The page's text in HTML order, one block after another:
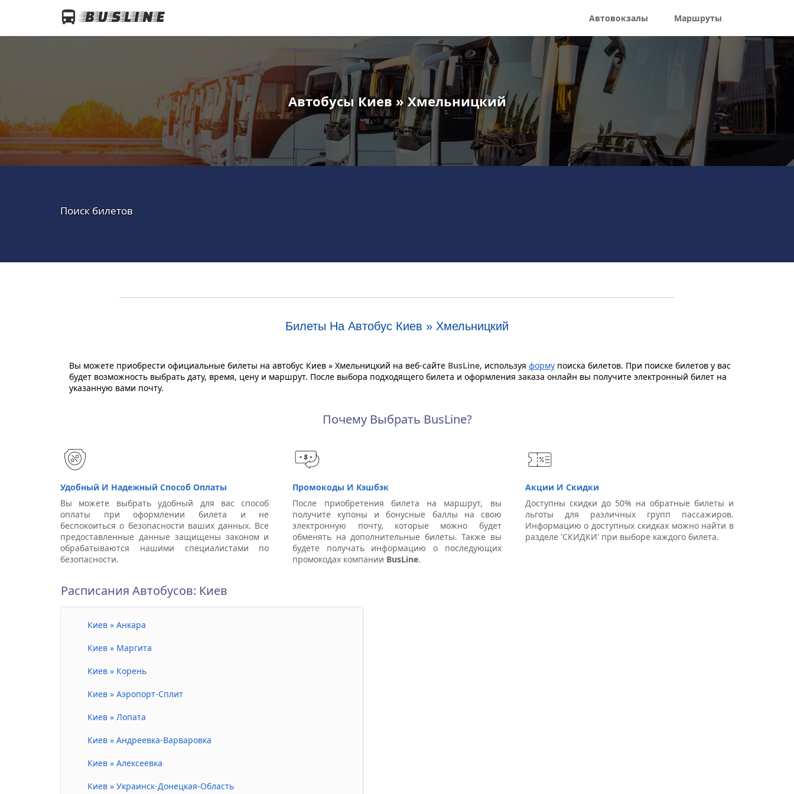
Автовокзалы Маршруты
Автобусы Киев » Хмельницкий
Поиск билетов
Билеты На Автобус Киев » Хмельницкий
Вы можете приобрести официальные билеты на автобус Киев » Хмельницкий на веб-сайте BusLine, используя форму поиска билетов. При поиске билетов у вас
будет возможность выбрать дату, время, цену и маршрут. После выбора подходящего билета и оформления заказа онлайн вы получите электронный билет на
указанную вами почту.
Почему Выбрать BusLine?
Удобный И Надежный Способ Оплаты
Вы можете выбрать удобный для вас способ
оплаты при оформлении билета и не
беспокоиться о безопасности ваших данных. Все
предоставленные данные защищены законом и
обрабатываются нашими специалистами по
безопасности.
Промокоды И Кэшбэк
После приобретения билета на маршрут, вы
получите купоны и бонусные баллы на свою
электронную почту, которые можно будет
обменять на дополнительные билеты. Также вы
будете получать информацию о последующих
промокодах компании BusLine.
Акции И Скидки
Доступны скидки до 50% на обратные билеты и
льготы для различных групп пассажиров.
Информацию о доступных скидках можно найти в
разделе 'СКИДКИ' при выборе каждого билета.
Расписания Автобусов: Киев
Киев » Анкара
Киев » Маргита
Киев » Корень
Киев » Аэропорт-Сплит
Киев » Лопата
Киев » Андреевка-Варваровка
Киев » Алексеевка
Киев » Украинск-Донецкая-Область